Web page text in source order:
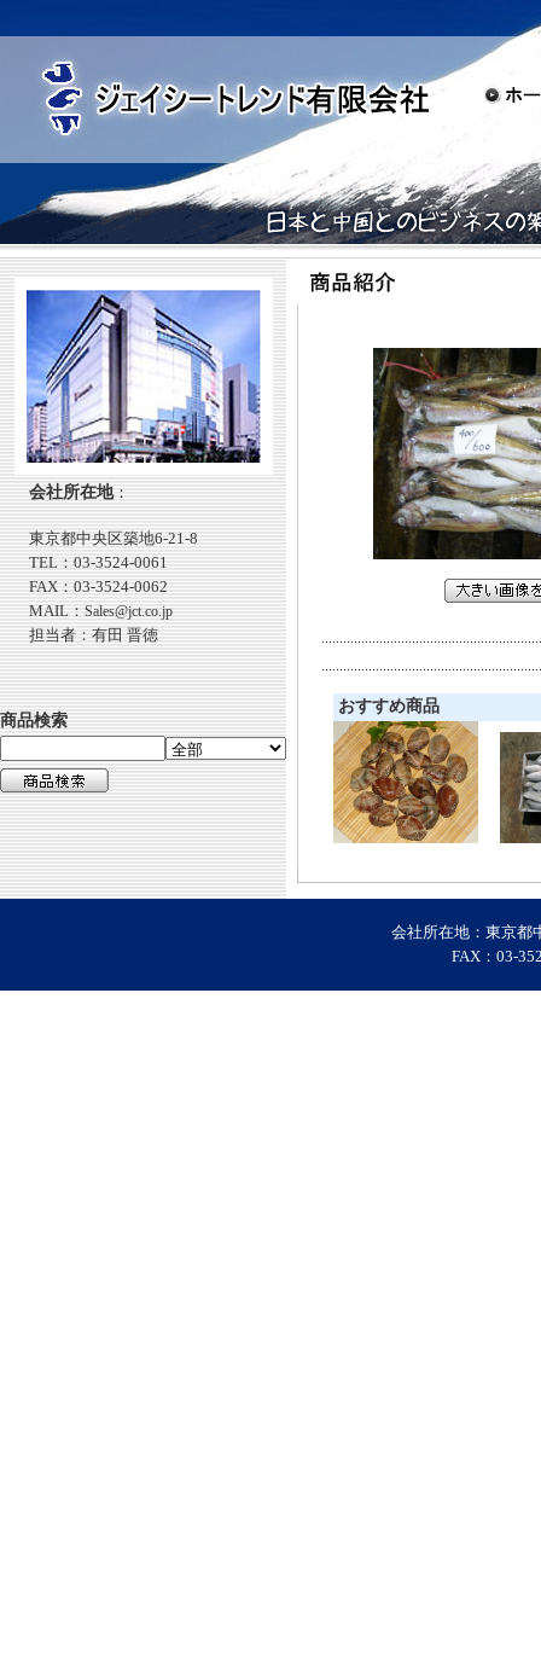
会社所在地：
東京都中央区築地6-21-8
TEL：03-3524-0061
FAX：03-3524-0062
MAIL：Sales@jct.co.jp
担当者：有田 晋徳
商品検索
おすすめ商品
会社所在地：東京
FAX：03-